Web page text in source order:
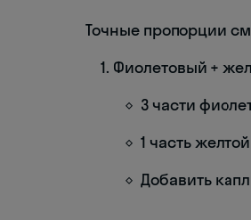
Точные пропорции
Фиолетовый +
3 части
1 часть
Добавить